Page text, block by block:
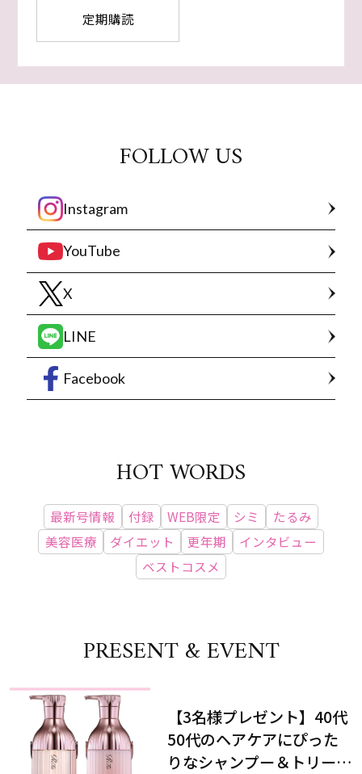
定期購読
FOLLOW US
Instagram
YouTube
X
LINE
Facebook
HOT WORDS
最新号情報 付録 WEB限定 シミ
たるみ
美容医療
ダイエット 更年期
インタビュー
ベストコスメ
PRESENT & EVENT
【3名様プレゼント】40代
50代のヘアケアにぴった
りなシャンプー＆トリート